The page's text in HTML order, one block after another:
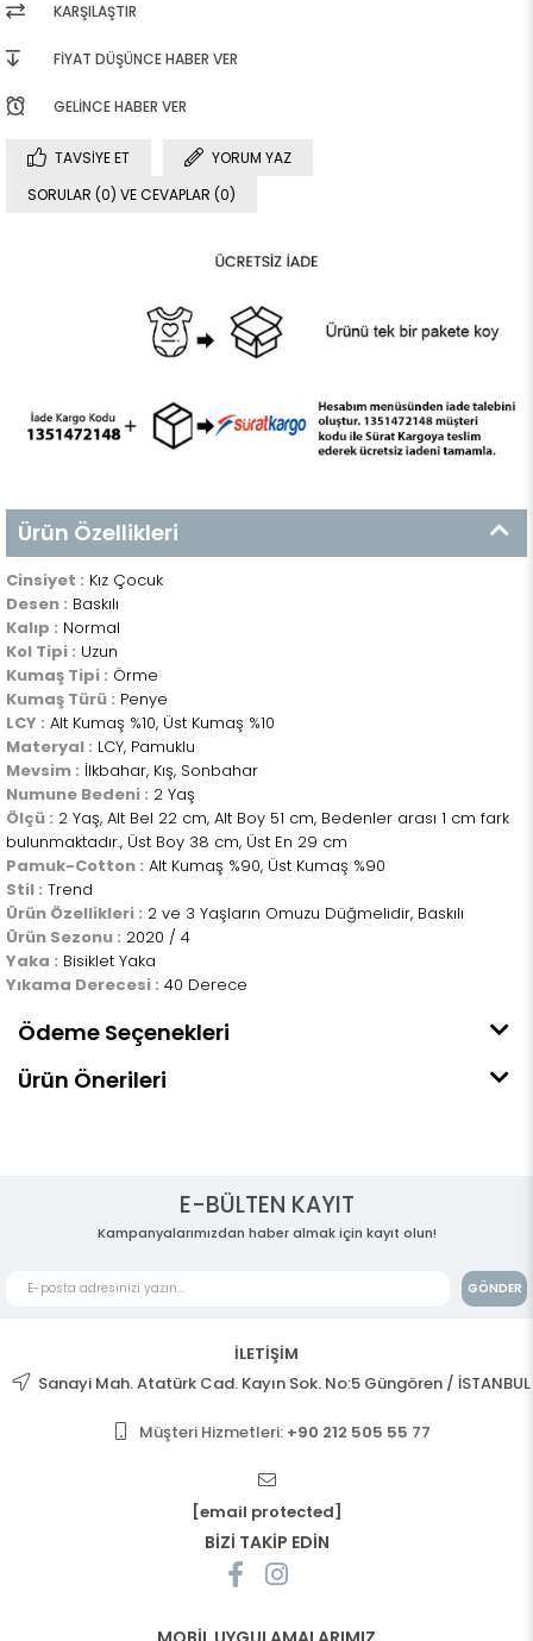
KARŞILAŞTIR
FIYAT DÜŞÜNCE HABER VER
GELINCE HABER VER
TAVSIYE ET
YORUM YAZ
SORULAR (0) VE CEVAPLAR (0)
Ürün Özellikleri
Cinsiyet : Kız Çocuk
Desen : Baskılı
Kalıp : Normal
Kol Tipi : Uzun
Kumaş Tipi : Örme
Kumaş Türü : Penye
LCY : Alt Kumaş %10, Üst Kumaş %10
Materyal : LCY, Pamuklu
Mevsim : İlkbahar, Kış, Sonbahar
Numune Bedeni : 2 Yaş
Ölçü : 2 Yaş, Alt Bel 22 cm, Alt Boy 51 cm, Bedenler arası 1 cm fark
bulunmaktadır., Üst Boy 38 cm, Üst En 29 cm
Pamuk-Cotton : Alt Kumaş %90, Üst Kumaş %90
Stil : Trend
Ürün Özellikleri : 2 ve 3 Yaşların Omuzu Düğmelidir, Baskılı
Ürün Sezonu : 2020 / 4
Yaka : Bisiklet Yaka
Yıkama Derecesi : 40 Derece
Ödeme Seçenekleri
Ürün Önerileri
E-BÜLTEN KAYIT
Kampanyalarımızdan haber almak için kayıt olun!
GÖNDER
İLETİŞİM
Sanayi Mah. Atatürk Cad. Kayın Sok. No:5 Güngören / İSTANBUL
Müşteri Hizmetleri: +90 212 505 55 77
[email protected]
BİZİ TAKİP EDİN